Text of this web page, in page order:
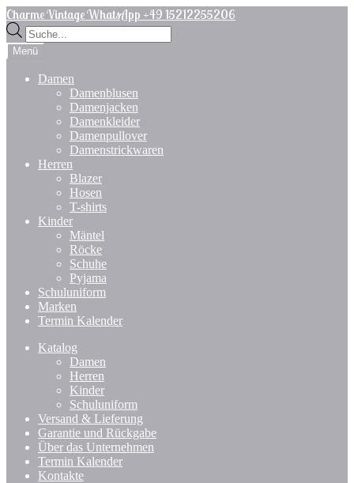
Zur
Navigation
springen
Zum
Inhalt
springen
Charme Vintage WhatsApp +49 15212255206
Products
search
Menü
Damen
Damenblusen
Damenjacken
Damenkleider
Damenpullover
Damenstrickwaren
Herren
Blazer
Hosen
T-shirts
Kinder
Mäntel
Röcke
Schuhe
Pyjama
Schuluniform
Marken
Termin Kalender
Katalog
Damen
Herren
Kinder
Schuluniform
Versand & Lieferung
Garantie und Rückgabe
Über das Unternehmen
Termin Kalender
Kontakte